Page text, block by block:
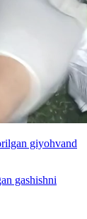
giyohvand
gashishni